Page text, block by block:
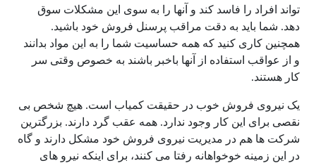
تواند افراد را فاسد کند و آنها را به سوی این مشکلات سوق
دهد. شما باید به دقت مراقب پرسنل فروش خود باشید.
همچنین کاری کنید که همه حساسیت شما را به این مواد بدانند
و از عواقب استفاده از آنها باخبر باشند به خصوص وقتی سر
کار هستند.
یک نیروی فروش خوب در حقیقت کمیاب است. هیچ شخص بی
نقصی برای این کار وجود ندارد. همه عقب گرد دارند. بزرگترین
شرکت ها هم در مدیریت نیروی فروش خود مشکل دارند و گاه
در این زمینه خوخواهانه رفتا می کنند، برای اینکه نیرو های